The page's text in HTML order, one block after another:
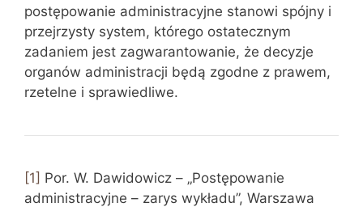
postępowanie administracyjne stanowi spójny i
przejrzysty system, którego ostatecznym
zadaniem jest zagwarantowanie, że decyzje
organów administracji będą zgodne z prawem,
rzetelne i sprawiedliwe.
[1] Por. W. Dawidowicz – „Postępowanie
administracyjne – zarys wykładu”, Warszawa